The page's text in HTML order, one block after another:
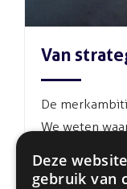
Van
De
We weten
Lees meer »
Deze
gebruik van